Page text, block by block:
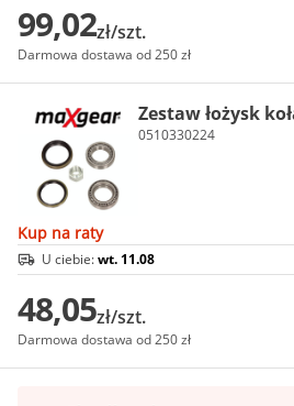
99,02zł/szt.
Darmowa dostawa od 250 zł
Zestaw łożysk
0510330224
Kup na raty
U ciebie:wt. 11.08
48,05zł/szt.
Darmowa dostawa od 250 zł